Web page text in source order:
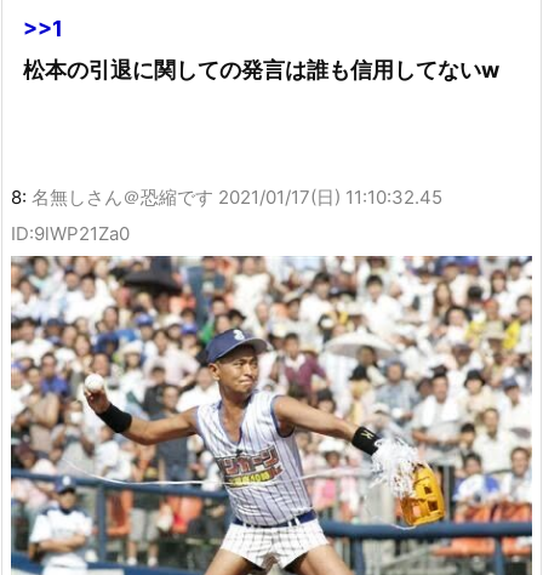
>>1
松本の引退に関しての発言は誰も信用してないw
8: 名無しさん＠恐縮です 2021/01/17(日) 11:10:32.45
ID:9lWP21Za0